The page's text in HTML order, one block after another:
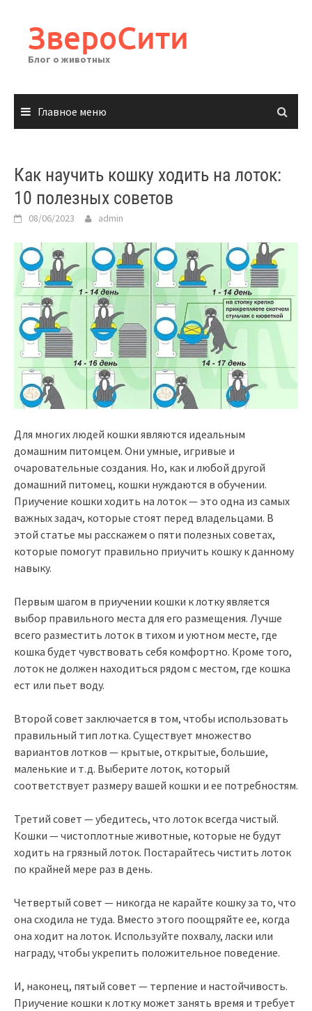
содержимому
ЗвероСити
Блог о животных
Главное меню
Как научить кошку ходить на лоток:
10 полезных советов
08/06/2023 admin
Для многих людей кошки являются идеальным
домашним питомцем. Они умные, игривые и
очаровательные создания. Но, как и любой другой
домашний питомец, кошки нуждаются в обучении.
Приучение кошки ходить на лоток — это одна из самых
важных задач, которые стоят перед владельцами. В
этой статье мы расскажем о пяти полезных советах,
которые помогут правильно приучить кошку к данному
навыку.
Первым шагом в приучении кошки к лотку является
выбор правильного места для его размещения. Лучше
всего разместить лоток в тихом и уютном месте, где
кошка будет чувствовать себя комфортно. Кроме того,
лоток не должен находиться рядом с местом, где кошка
ест или пьет воду.
Второй совет заключается в том, чтобы использовать
правильный тип лотка. Существует множество
вариантов лотков — крытые, открытые, большие,
маленькие и т.д. Выберите лоток, который
соответствует размеру вашей кошки и ее потребностям.
Третий совет — убедитесь, что лоток всегда чистый.
Кошки — чистоплотные животные, которые не будут
ходить на грязный лоток. Постарайтесь чистить лоток
по крайней мере раз в день.
Четвертый совет — никогда не карайте кошку за то, что
она сходила не туда. Вместо этого поощряйте ее, когда
она ходит на лоток. Используйте похвалу, ласки или
награду, чтобы укрепить положительное поведение.
И, наконец, пятый совет — терпение и настойчивость.
Приучение кошки к лотку может занять время и требует